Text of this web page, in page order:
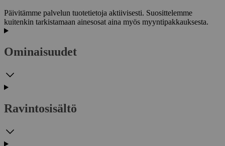
Päivitämme palvelun tuotetietoja aktiivisesti. Suosittelemme
kuitenkin tarkistamaan ainesosat aina myös myyntipakkauksesta.
Ominaisuudet
Ravintosisältö